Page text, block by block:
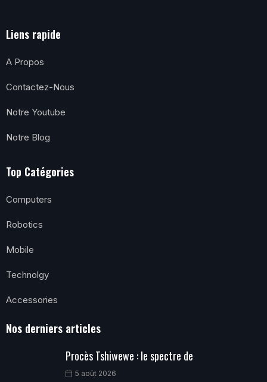
Liens rapide
A Propos
Contactez-Nous
Notre Youtube
Notre Blog
Top Catégories
Computers
Robotics
Mobile
Technolgy
Accessories
Nos derniers articles
Procès Tshiwewe : le spectre de
5 août 2026